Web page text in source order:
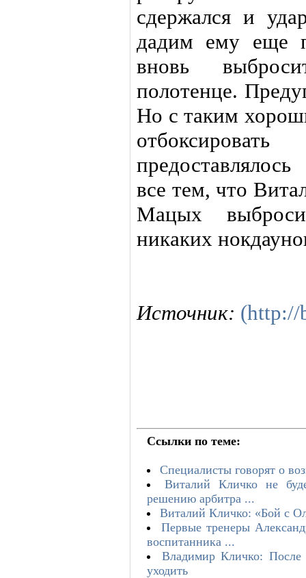
сдержался и
дадим ему еще
вновь
полотенце.
Но с таким
все тем, что
Мацых
никаких
Источник: (http://
Ссылки по теме:
Специалисты говорят о
Виталий Кличко не
решению арбитра ...
Виталий Кличко: «Бой с
Первые тренеры
воспитанника ...
Владимир Кличко: После
уходить